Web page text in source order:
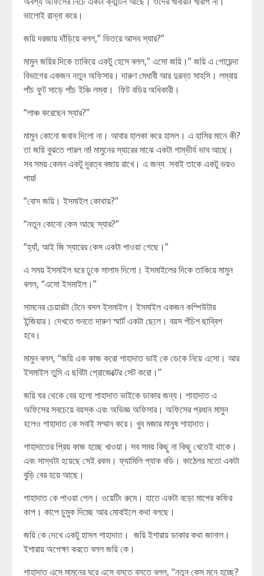
ভালোই রান্না করে।
জয়ি দরজায় দাঁড়িয়ে বলল,” ভিতরে আসব স্যার?”
মামুন জয়ির দিকে তাকিয়ে একটু হেসে বলল,” এসো জয়ি।” জয়ি এ গোয়েন্দা
বিভাগের একজন নতুন অফিসার। দারুণ মেধাবী আর দুরন্ত সাহসি। লম্বায়
পাঁচ ফুট সাড়ে পাঁচ ইঞ্চি লম্বা। ফিট বডির অধিকারী।
“লাঞ্চ করেছেন স্যার?”
মামুন কোনো জবাব দিলো না। আবার হালকা করে হাসল। এ হাসির মানে কী?
তা জয়ি বুঝতে পারল না! মামুনের স্যারের মাঝে একটা গাম্ভীর্য ভাব আছে।
সব সময় কেমন একটু দূরত্ব বজায় রাখে। এ জন্য সবাই তাকে একটু ভয়ও
পায়!
“বোস জয়ি। ইসমাইল কোথায়?”
“নতুন কোনো কেস আছে স্যার?”
“হ্যাঁ, আই জি স্যারের কেস একটা পাওয়া গেছে।”
এ সময় ইসমাইল ঘরে ঢুকে সালাম দিলো। ইসমাইলের দিকে তাকিয়ে মামুন
বলল, “এসো ইসমাইল।”
সামনের চেয়ারটা টেনে বসল ইসমাইল। ইসমাইল একজন কম্পিউটার
ইন্জিয়ার। দেখতে শুনতে দারুণ স্মার্ট একটা ছেলে। বয়স পঁচিশ ছাব্বিশ
হবে।
মামুন বলল, “জয়ি এক কাজ করো শাহাদাত ভাই কে ডেকে নিয়ে এসো। আর
ইসমাইল তুমি এ ছবিটা প্রোজেক্টের সেট করো।”
জয়ি ঘর থেকে বের হলো শাহাদাত ভাইকে ডাকার জন্য। শাহাদাত এ
অফিসের সবচেয়ে বয়স্ক এবং অভিজ্ঞ অফিসার। অফিসের প্রধান মামুন
হলেও শাহাদাত কে সবাই সম্মান করে। খুব মজার মানুষ শাহাদাত।
শাহাদাতের প্রিয় কাজ হচ্ছে খাওয়া। সব সময় কিছু না কিছু খেতেই থাকে।
এবং সাস্থটা হয়েছে সেই রকম। ফ্যামিলি প্যাক বডি। কাঠেলর মতো একটা
বুড়ি বের হয়ে আছে।
শাহাদাত কে পাওয়া গেল। ওয়েটিং রুমে। হাতে একটা বড়ো মাপের কফির
কাপ। কাপে চুমুক দিচ্ছে আর মোবাইলে কথা বলছে।
জয়ি কে দেখে একটু হাসল শাহাদাত। জয়ি ইশারায় ডাকার কথা জানাল।
ইশারায় অপেক্ষা করতে বলল জয়ি কে।
শাহাদাত এসে মামুনের ঘরে এসে বসতে বসতে বলল, “নতুন কেস মনে হচ্ছে?